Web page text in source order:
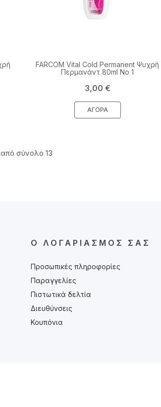
FARCOM Vital Cold Permanent Ψυχρή
Περμανάντ 80ml No 1
Τιμή
3,00 €
ΑΓΟΡΆ
από σύνολο 13
Ο ΛΟΓΑΡΙΑΣΜΌΣ ΣΑΣ
Προσωπικές πληροφορίες
Παραγγελίες
Πιστωτικά δελτία
Διευθύνσεις
Κουπόνια